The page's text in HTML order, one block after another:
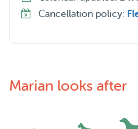
Cancellation policy:
Marian looks after